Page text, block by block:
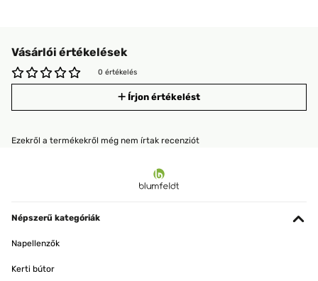
Vásárlói értékelések
0 értékelés
Írjon értékelést
Ezekről a termékekről még nem írtak recenziót
Népszerű kategóriák
Napellenzők
Kerti bútor